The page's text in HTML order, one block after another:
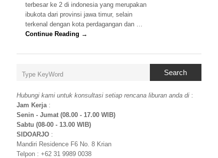
terbesar ke 2 di indonesia yang merupakan
ibukota dari provinsi jawa timur, selain
terkenal dengan kota perdagangan dan …
Continue Reading →
Search
Hubungi kami untuk konsultasi setiap rencana liburan anda di :
Jam Kerja:
Senin - Jumat (08.00 - 17.00 WIB)
Sabtu (08-00 - 13.00 WIB)
SIDOARJO :
Mandiri Residence F6 No. 8 Krian
Telpon : +62 31 9989 0038